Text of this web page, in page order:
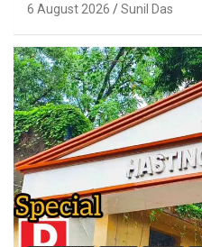
6 August 2026 Sunil Das